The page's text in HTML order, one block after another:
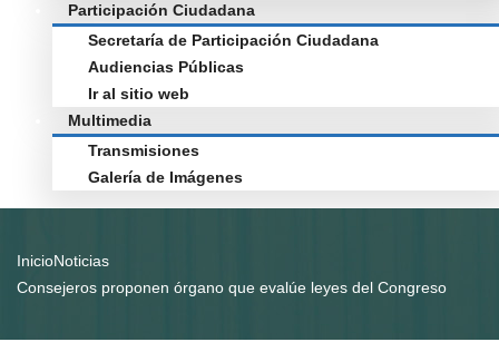
Participación Ciudadana
Secretaría de Participación Ciudadana
Audiencias Públicas
Ir al sitio web
Multimedia
Transmisiones
Galería de Imágenes
InicioNoticias
Consejeros proponen órgano que evalúe leyes del Congreso